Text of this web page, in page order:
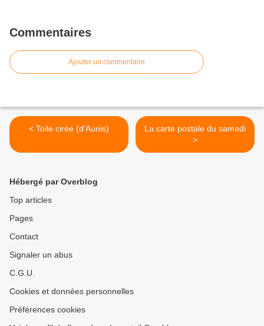
Commentaires
Ajouter un commentaire
< Toile cirée (d'Aunis)
La carte postale du samedi
>
Hébergé par Overblog
Top articles
Pages
Contact
Signaler un abus
C.G.U.
Cookies et données personnelles
Préférences cookies